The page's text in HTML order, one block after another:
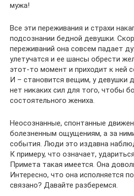
мужа!
Все эти переживания и страхи
подсознании бедной девушки.
переживаний она совсем падает
улетучатся и ее шансы обрести
этот-то момент и приходит к ней
И – становится вещим, у девушки
нет никаких сил для того, чтобы
состоятельного жениха.
Неосознанные, спонтанные
болезненным ощущениям, а за
события. Люди это издавна
К примеру, что означает,
Примета такая имеется. Она
Интересно, что она исполняется
связано? Давайте разберемся.